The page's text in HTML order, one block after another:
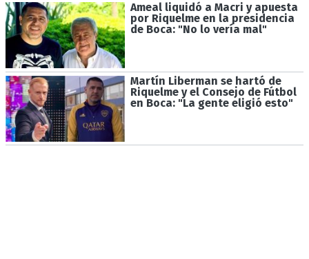
Ameal liquidó a Macri y apuesta
por Riquelme en la presidencia
de Boca: "No lo vería mal"
Martín Liberman se hartó de
Riquelme y el Consejo de Fútbol
en Boca: "La gente eligió esto"